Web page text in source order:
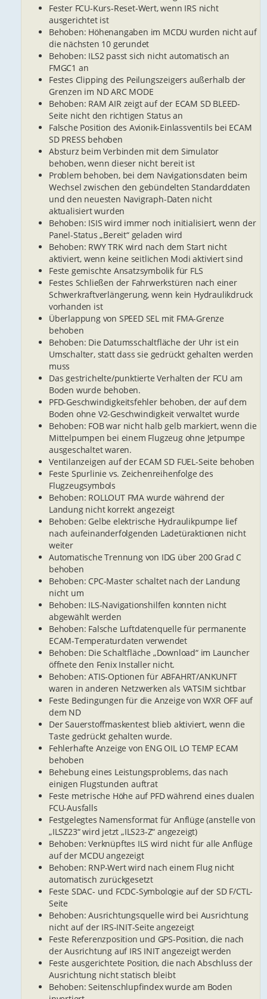
Fester FCU-Kurs-Reset-Wert, wenn IRS nicht
ausgerichtet ist
Behoben: Höhenangaben im MCDU wurden nicht auf
die nächsten 10 gerundet
Behoben: ILS2 passt sich nicht automatisch an
FMGC1 an
Festes Clipping des Peilungszeigers außerhalb der
Grenzen im ND ARC MODE
Behoben: RAM AIR zeigt auf der ECAM SD BLEED-
Seite nicht den richtigen Status an
Falsche Position des Avionik-Einlassventils bei ECAM
SD PRESS behoben
Absturz beim Verbinden mit dem Simulator
behoben, wenn dieser nicht bereit ist
Problem behoben, bei dem Navigationsdaten beim
Wechsel zwischen den gebündelten Standarddaten
und den neuesten Navigraph-Daten nicht
aktualisiert wurden
Behoben: ISIS wird immer noch initialisiert, wenn der
Panel-Status „Bereit“ geladen wird
Behoben: RWY TRK wird nach dem Start nicht
aktiviert, wenn keine seitlichen Modi aktiviert sind
Feste gemischte Ansatzsymbolik für FLS
Festes Schließen der Fahrwerkstüren nach einer
Schwerkraftverlängerung, wenn kein Hydraulikdruck
vorhanden ist
Überlappung von SPEED SEL mit FMA-Grenze
behoben
Behoben: Die Datumsschaltfläche der Uhr ist ein
Umschalter, statt dass sie gedrückt gehalten werden
muss
Das gestrichelte/punktierte Verhalten der FCU am
Boden wurde behoben.
PFD-Geschwindigkeitsfehler behoben, der auf dem
Boden ohne V2-Geschwindigkeit verwaltet wurde
Behoben: FOB war nicht halb gelb markiert, wenn die
Mittelpumpen bei einem Flugzeug ohne Jetpumpe
ausgeschaltet waren.
Ventilanzeigen auf der ECAM SD FUEL-Seite behoben
Feste Spurlinie vs. Zeichenreihenfolge des
Flugzeugsymbols
Behoben: ROLLOUT FMA wurde während der
Landung nicht korrekt angezeigt
Behoben: Gelbe elektrische Hydraulikpumpe lief
nach aufeinanderfolgenden Ladetüraktionen nicht
weiter
Automatische Trennung von IDG über 200 Grad C
behoben
Behoben: CPC-Master schaltet nach der Landung
nicht um
Behoben: ILS-Navigationshilfen konnten nicht
abgewählt werden
Behoben: Falsche Luftdatenquelle für permanente
ECAM-Temperaturdaten verwendet
Behoben: Die Schaltfläche „Download“ im Launcher
öffnete den Fenix Installer nicht.
Behoben: ATIS-Optionen für ABFAHRT/ANKUNFT
waren in anderen Netzwerken als VATSIM sichtbar
Feste Bedingungen für die Anzeige von WXR OFF auf
dem ND
Der Sauerstoffmaskentest blieb aktiviert, wenn die
Taste gedrückt gehalten wurde.
Fehlerhafte Anzeige von ENG OIL LO TEMP ECAM
behoben
Behebung eines Leistungsproblems, das nach
einigen Flugstunden auftrat
Feste metrische Höhe auf PFD während eines dualen
FCU-Ausfalls
Festgelegtes Namensformat für Anflüge (anstelle von
„ILSZ23“ wird jetzt „ILS23-Z“ angezeigt)
Behoben: Verknüpftes ILS wird nicht für alle Anflüge
auf der MCDU angezeigt
Behoben: RNP-Wert wird nach einem Flug nicht
automatisch zurückgesetzt
Feste SDAC- und FCDC-Symbologie auf der SD F/CTL-
Seite
Behoben: Ausrichtungsquelle wird bei Ausrichtung
nicht auf der IRS-INIT-Seite angezeigt
Feste Referenzposition und GPS-Position, die nach
der Ausrichtung auf IRS INIT angezeigt werden
Feste ausgerichtete Position, die nach Abschluss der
Ausrichtung nicht statisch bleibt
Behoben: Seitenschlupfindex wurde am Boden